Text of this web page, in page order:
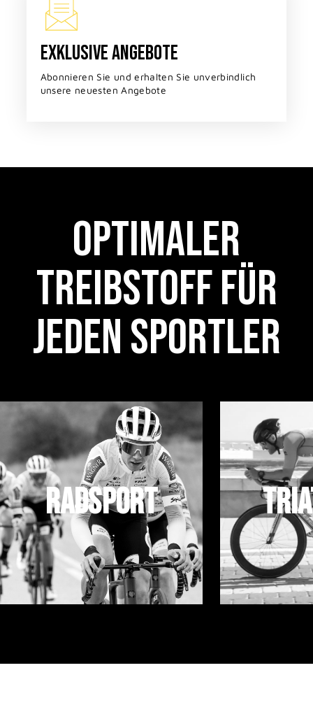
EXKLUSIVE ANGEBOTE
Abonnieren Sie und erhalten Sie unverbindlich
unsere neuesten Angebote
OPTIMALER
TREIBSTOFF FÜR
JEDEN SPORTLER
Radsport